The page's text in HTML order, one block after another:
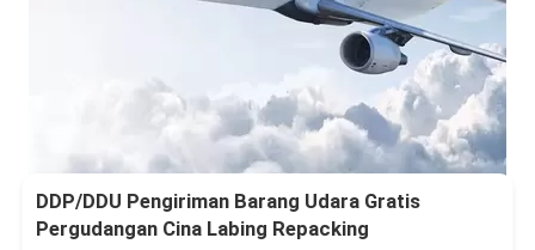
DDP/DDU Pengiriman Barang Udara Gratis
Pergudangan Cina Labing Repacking